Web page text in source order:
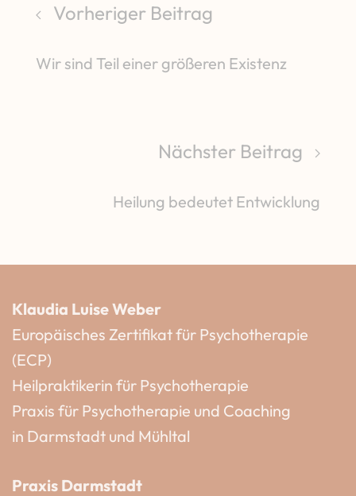
Vorheriger Beitrag
Wir sind Teil einer größeren Existenz
Nächster Beitrag
Heilung bedeutet Entwicklung
Klaudia Luise Weber
Europäisches Zertifikat für Psychotherapie
(ECP)
Heilpraktikerin für Psychotherapie
Praxis für Psychotherapie und Coaching
in Darmstadt und Mühltal
Praxis Darmstadt